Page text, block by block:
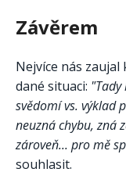
Závěrem
Nejvíce nás
dané situaci:
svědomí vs. výklad
neuzná chybu, zná
zároveň... pro mě
souhlasit.